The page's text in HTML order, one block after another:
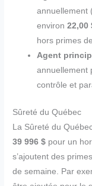
annuellement
environ22,00
hors primes
Agent
annuellement
contrôle et
Sûreté du Québec
La Sûreté du
39 996 $ pour un
s’ajoutent des
de semaine. Par